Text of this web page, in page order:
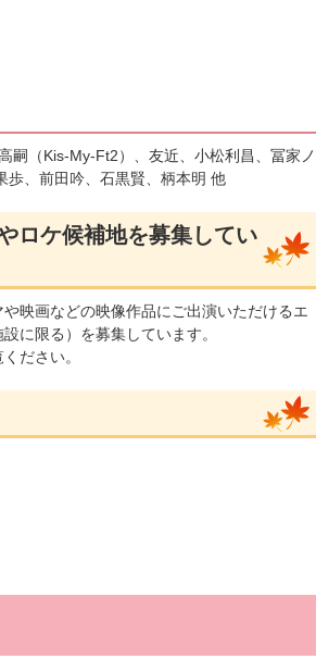
嗣（Kis-My-Ft2）、友近、小松利昌、冨家ノ
歩、前田吟、石黒賢、柄本明 他
ロケ候補地を募集してい
映画などの映像作品にご出演いただけるエ
に限る）を募集しています。
ださい。